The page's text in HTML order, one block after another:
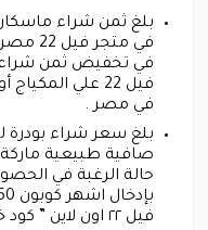
بلغ ثمن شراء
في تخفيض ثمن شراء
في مصر .
بلغ سعر شراء
حالة الرغبة في
فيل ٢٢ اون لاين ” كود خصم Feel22 ” .